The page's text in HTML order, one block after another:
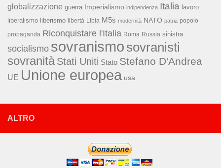
globalizzazione guerra Imperialismo indipendenza Italia lavoro
liberalismo liberismo libertà Libia M5s modernità NATO patria popolo
propaganda Riconquistare l'Italia Roma Russia sinistra
socialismo sovranismo sovranisti
sovranità Stati Uniti Stato Stefano D'Andrea
UE Unione europea usa
ALTRO